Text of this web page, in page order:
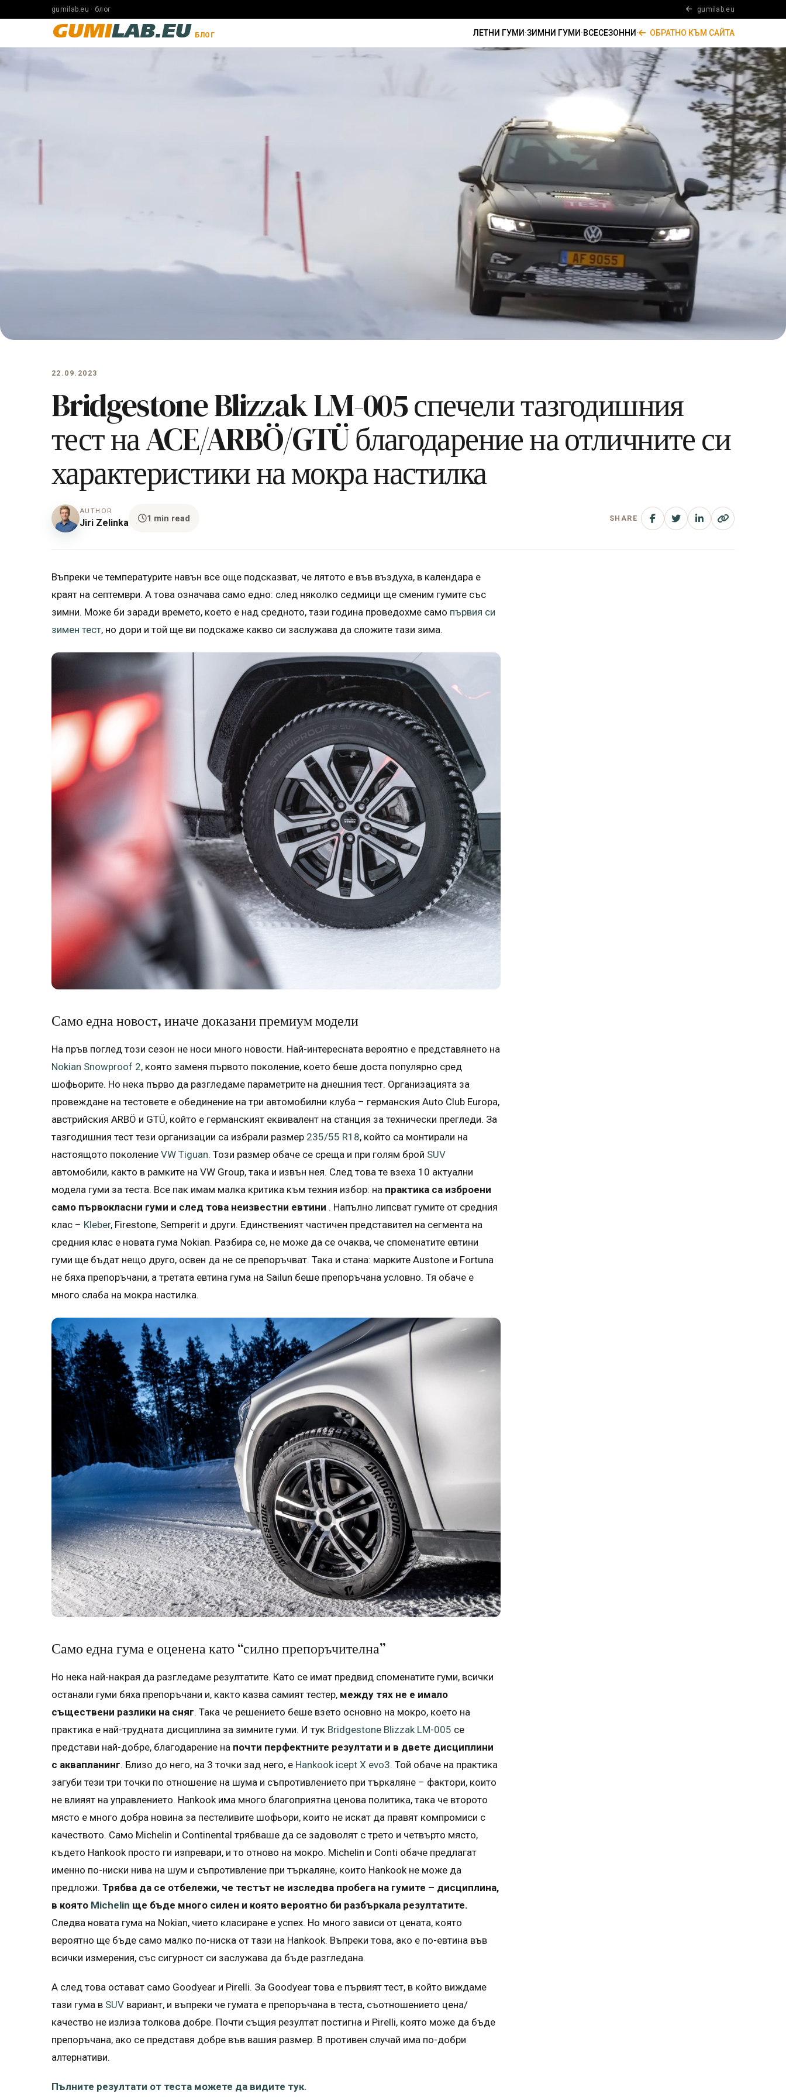
gumilab.eu · блог gumilab.eu
GUMILAB.EU БЛОГ ЛЕТНИ ГУМИ ·ЗИМНИ ГУМИ ·ВСЕСЕЗОННИ · ОБРАТНО КЪМ САЙТА
22.09.2023
Bridgestone Blizzak LM-005 спечели тазгодишния
тест на ACE/ARBÖ/GTÜ благодарение на отличните си
характеристики на мокра настилка
AUTHOR
Jiri Zelinka 1 min read SHARE
Въпреки че температурите навън все още подсказват, че лятото е във въздуха, в календара е
краят на септември. А това означава само едно: след няколко седмици ще сменим гумите със
зимни. Може би заради времето, което е над средното, тази година проведохме само първия си
зимен тест, но дори и той ще ви подскаже какво си заслужава да сложите тази зима.
Само една новост, иначе доказани премиум модели
На пръв поглед този сезон не носи много новости. Най-интересната вероятно е представянето на
Nokian Snowproof 2, която заменя първото поколение, което беше доста популярно сред
шофьорите. Но нека първо да разгледаме параметрите на днешния тест. Организацията за
провеждане на тестовете е обединение на три автомобилни клуба – германския Auto Club Europa,
австрийския ARBÖ и GTÜ, който е германският еквивалент на станция за технически прегледи. За
тазгодишния тест тези организации са избрали размер 235/55 R18, който са монтирали на
настоящото поколение VW Tiguan. Този размер обаче се среща и при голям брой SUV
автомобили, както в рамките на VW Group, така и извън нея. След това те взеха 10 актуални
модела гуми за теста. Все пак имам малка критика към техния избор: на практика са изброени
само първокласни гуми и след това неизвестни евтини . Напълно липсват гумите от средния
клас – Kleber, Firestone, Semperit и други. Единственият частичен представител на сегмента на
средния клас е новата гума Nokian. Разбира се, не може да се очаква, че споменатите евтини
гуми ще бъдат нещо друго, освен да не се препоръчват. Така и стана: марките Austone и Fortuna
не бяха препоръчани, а третата евтина гума на Sailun беше препоръчана условно. Тя обаче е
много слаба на мокра настилка.
Само една гума е оценена като “силно препоръчителна”
Но нека най-накрая да разгледаме резултатите. Като се имат предвид споменатите гуми, всички
останали гуми бяха препоръчани и, както казва самият тестер, между тях не е имало
съществени разлики на сняг. Така че решението беше взето основно на мокро, което на
практика е най-трудната дисциплина за зимните гуми. И тук Bridgestone Blizzak LM-005 се
представи най-добре, благодарение на почти перфектните резултати и в двете дисциплини
с аквапланинг. Близо до него, на 3 точки зад него, е Hankook icept X evo3. Той обаче на практика
загуби тези три точки по отношение на шума и съпротивлението при търкаляне – фактори, които
не влияят на управлението. Hankook има много благоприятна ценова политика, така че второто
място е много добра новина за пестеливите шофьори, които не искат да правят компромиси с
качеството. Само Michelin и Continental трябваше да се задоволят с трето и четвърто място,
където Hankook просто ги изпревари, и то отново на мокро. Michelin и Conti обаче предлагат
именно по-ниски нива на шум и съпротивление при търкаляне, които Hankook не може да
предложи. Трябва да се отбележи, че тестът не изследва пробега на гумите – дисциплина,
в която Michelin ще бъде много силен и която вероятно би разбъркала резултатите.
Следва новата гума на Nokian, чието класиране е успех. Но много зависи от цената, която
вероятно ще бъде само малко по-ниска от тази на Hankook. Въпреки това, ако е по-евтина във
всички измерения, със сигурност си заслужава да бъде разгледана.
А след това остават само Goodyear и Pirelli. За Goodyear това е първият тест, в който виждаме
тази гума в SUV вариант, и въпреки че гумата е препоръчана в теста, съотношението цена/
качество не излиза толкова добре. Почти същия резултат постигна и Pirelli, която може да бъде
препоръчана, ако се представя добре във вашия размер. В противен случай има по-добри
алтернативи.
Пълните резултати от теста можете да видите тук.